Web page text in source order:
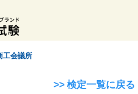
工会議所
>> 検定一覧に戻る